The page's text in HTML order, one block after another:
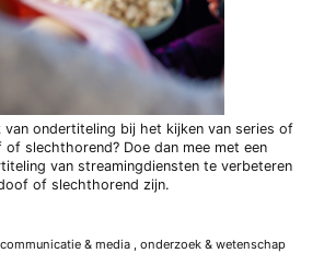
van ondertiteling bij het kijken van series of
of slechthorend? Doe dan mee met een
van streamingdiensten te verbeteren
of slechthorend zijn.
communicatie & media , onderzoek & wetenschap